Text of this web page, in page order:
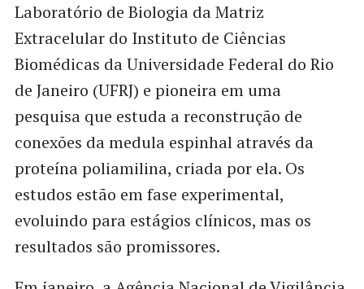
Laboratório de Biologia da Matriz
Extracelular do Instituto de Ciências
Biomédicas da Universidade Federal do Rio
de Janeiro (UFRJ) e pioneira em uma
pesquisa que estuda a reconstrução de
conexões da medula espinhal através da
proteína poliamilina, criada por ela. Os
estudos estão em fase experimental,
evoluindo para estágios clínicos, mas os
resultados são promissores.